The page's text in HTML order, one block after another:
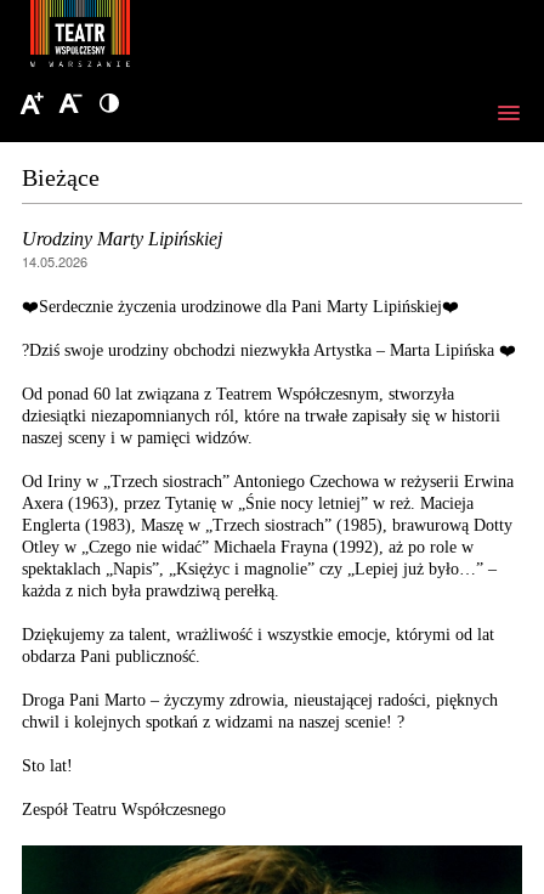
Bieżące
Urodziny Marty Lipińskiej
14.05.2026
❤️Serdecznie życzenia urodzinowe dla Pani Marty Lipińskiej❤️
?Dziś swoje urodziny obchodzi niezwykła Artystka – Marta Lipińska ❤️
Od ponad 60 lat związana z Teatrem Współczesnym, stworzyła
dziesiątki niezapomnianych ról, które na trwałe zapisały się w historii
naszej sceny i w pamięci widzów.
Od Iriny w „Trzech siostrach” Antoniego Czechowa w reżyserii Erwina
Axera (1963), przez Tytanię w „Śnie nocy letniej” w reż. Macieja
Englerta (1983), Maszę w „Trzech siostrach” (1985), brawurową Dotty
Otley w „Czego nie widać” Michaela Frayna (1992), aż po role w
spektaklach „Napis”, „Księżyc i magnolie” czy „Lepiej już było…” –
każda z nich była prawdziwą perełką.
Dziękujemy za talent, wrażliwość i wszystkie emocje, którymi od lat
obdarza Pani publiczność.
Droga Pani Marto – życzymy zdrowia, nieustającej radości, pięknych
chwil i kolejnych spotkań z widzami na naszej scenie! ?
Sto lat!
Zespół Teatru Współczesnego